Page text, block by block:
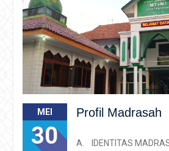
MEI
30
Profil Madrasah
A. IDENTITAS